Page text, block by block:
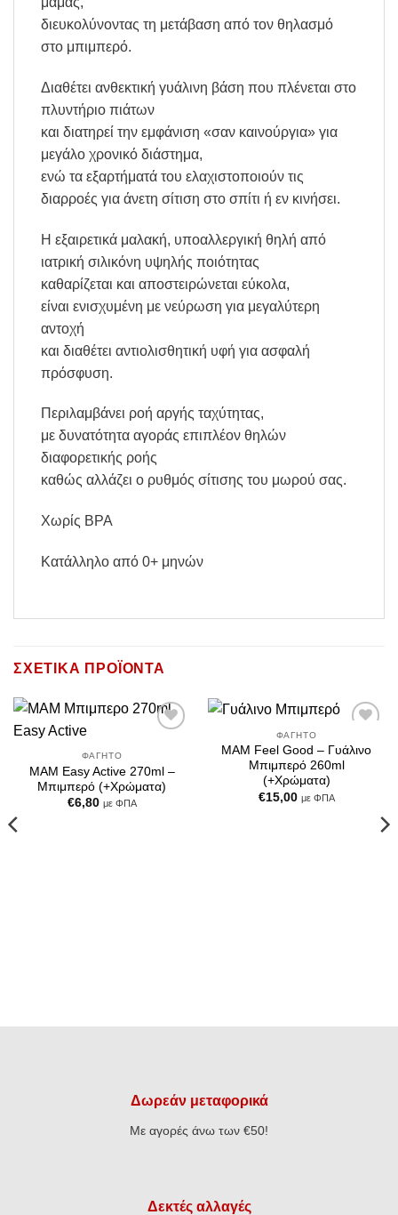
διευκολύνοντας τη μετάβαση από τον θηλασμό
στο μπιμπερό.
Διαθέτει ανθεκτική γυάλινη βάση που πλένεται στο
πλυντήριο πιάτων
και διατηρεί την εμφάνιση «σαν καινούργια» για
μεγάλο χρονικό διάστημα,
ενώ τα εξαρτήματά του ελαχιστοποιούν τις
διαρροές για άνετη σίτιση στο σπίτι ή εν κινήσει.
Η εξαιρετικά μαλακή, υποαλλεργική θηλή από
ιατρική σιλικόνη υψηλής ποιότητας
καθαρίζεται και αποστειρώνεται εύκολα,
είναι ενισχυμένη με νεύρωση για μεγαλύτερη
αντοχή
και διαθέτει αντιολισθητική υφή για ασφαλή
πρόσφυση.
Περιλαμβάνει ροή αργής ταχύτητας,
με δυνατότητα αγοράς επιπλέον θηλών
διαφορετικής ροής
καθώς αλλάζει ο ρυθμός σίτισης του μωρού σας.
Χωρίς BPA
Κατάλληλο από 0+ μηνών
ΣΧΕΤΙΚΆ ΠΡΟΪΌΝΤΑ
ΦΑΓΗΤΌ
MAM Easy Active 270ml –
Μπιμπερό (+Χρώματα)
€6,80 με ΦΠΑ
Wishlist
ΦΑΓΗΤΌ
MAM Feel Good – Γυάλινο
Μπιμπερό 260ml
(+Χρώματα)
€15,00 με ΦΠΑ
Δωρεάν μεταφορικά
Με αγορές άνω των €50!
Δεκτές αλλαγές